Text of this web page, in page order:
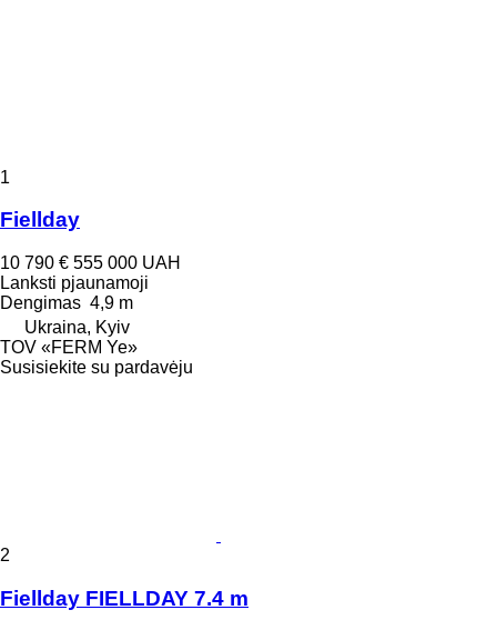
1
Fiellday
10 790 € 555 000 UAH
Lanksti pjaunamoji
Dengimas 4,9 m
Ukraina, Kyiv
TOV «FERM Ye»
Susisiekite su pardavėju
2
Fiellday FIELLDAY 7.4 m